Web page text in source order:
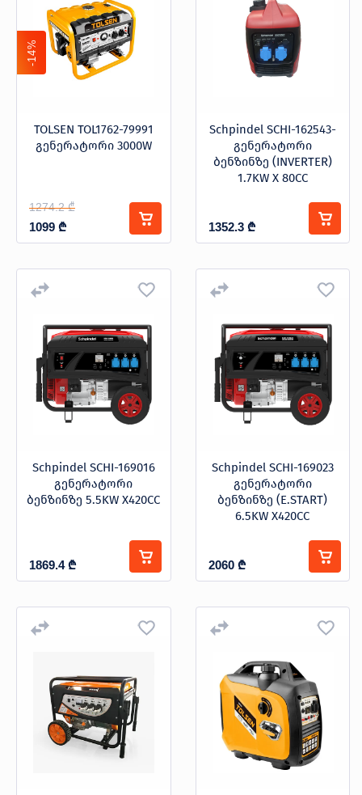
-14%
TOLSEN TOL1762-79991
გენერატორი 3000W
1274.2 ₾
1099 ₾
Schpindel SCHI-162543-
გენერატორი
ბენზინზე (INVERTER)
1.7KW X 80CC
1352.3 ₾
Schpindel SCHI-169016
გენერატორი
ბენზინზე 5.5KW X420CC
1869.4 ₾
Schpindel SCHI-169023
გენერატორი
ბენზინზე (E.START)
6.5KW X420CC
2060 ₾